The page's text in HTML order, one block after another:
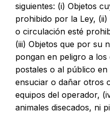
siguientes: (i) Objetos
prohibido por la Ley,
o circulación esté
(iii) Objetos que por su
pongan en peligro a los
postales o al público
ensuciar o dañar otros
equipos del operador,
animales disecados, ni